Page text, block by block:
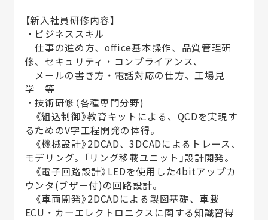
【新入社員研修内容】
・ビジネススキル
仕事の進め方、office基本操作、品質管理研
修、セキュリティ・コンプライアンス、
メールの書き方・電話対応の仕方、工場見
学 等
・技術研修（各種専門分野)
《組込制御》教育キットによる、QCDを実現す
るためのV字工程開発の体得。
《機械設計》2DCAD、3DCADによるトレース、
モデリング。「リング移載ユニット」設計開発。
《電子回路設計》LEDを使用した4bitアップカ
ウンタ(ブザー付)の回路設計。
《車両開発》2DCADによる製図基礎、車載
ECU・カーエレクトロニクスに関する知識習得